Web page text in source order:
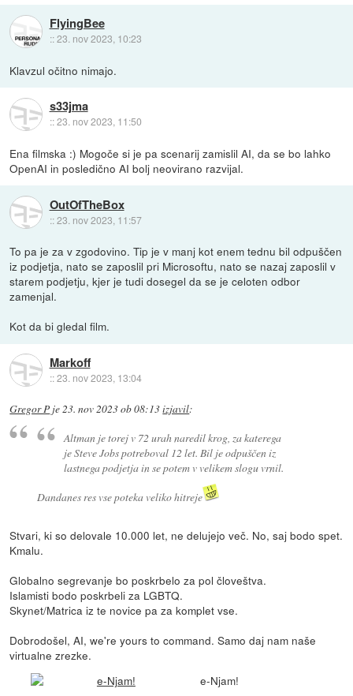
FlyingBee
::23. nov 2023, 10:23
Klavzul očitno nimajo.
s33jma
::23. nov 2023, 11:50
Ena filmska :) Mogoče si je pa scenarij zamislil AI, da se bo lahko
OpenAI in posledično AI bolj neovirano razvijal.
OutOfTheBox
::23. nov 2023, 11:57
To pa je za v zgodovino. Tip je v manj kot enem tednu bil odpuščen
iz podjetja, nato se zaposlil pri Microsoftu, nato se nazaj zaposlil v
starem podjetju, kjer je tudi dosegel da se je celoten odbor
zamenjal.
Kot da bi gledal film.
Markoff
::23. nov 2023, 13:04
Gregor P je23. nov 2023 ob 08:13izjavil:
Altman je torej v 72 urah naredil krog, za katerega
je Steve Jobs potreboval 12 let. Bil je odpuščen iz
lastnega podjetja in se potem v velikem slogu vrnil.
Dandanes res vse poteka veliko hitreje
Stvari, ki so delovale 10.000 let, ne delujejo več. No, saj bodo spet.
Kmalu.
Globalno segrevanje bo poskrbelo za pol človeštva.
Islamisti bodo poskrbeli za LGBTQ.
Skynet/Matrica iz te novice pa za komplet vse.
Dobrodošel, AI, we're yours to command. Samo daj nam naše
virtualne zrezke.
e-Njam!